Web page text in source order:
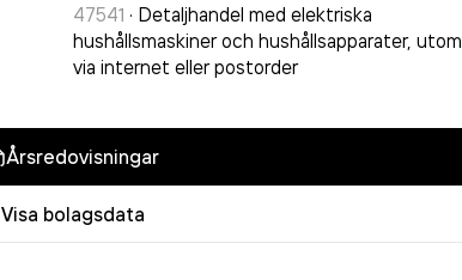
47541 · Detaljhandel med elektriska
hushållsmaskiner och hushållsapparater, utom
via internet eller postorder
Årsredovisningar
Visa bolagsdata